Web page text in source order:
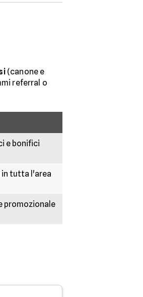
(canone e
referral o
e bonifici
in tutta l'area
promozionale